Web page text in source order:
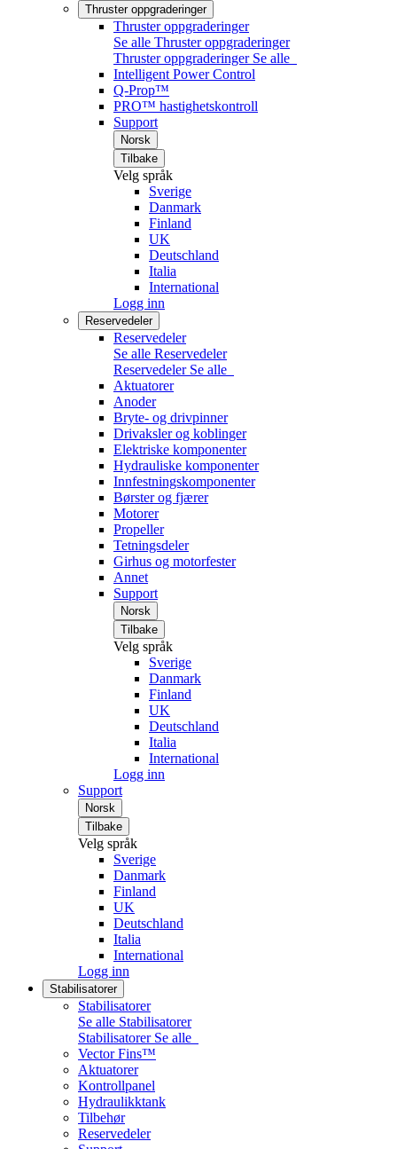
Thruster oppgraderinger
Thruster oppgraderinger
Se alle Thruster oppgraderinger
Thruster oppgraderinger Se alle
Intelligent Power Control
Q-Prop™
PRO™ hastighetskontroll
Support
Norsk
Tilbake
Velg språk
Sverige
Danmark
Finland
UK
Deutschland
Italia
International
Logg inn
Reservedeler
Reservedeler
Se alle Reservedeler
Reservedeler Se alle
Aktuatorer
Anoder
Bryte- og drivpinner
Drivaksler og koblinger
Elektriske komponenter
Hydrauliske komponenter
Innfestningskomponenter
Børster og fjærer
Motorer
Propeller
Tetningsdeler
Girhus og motorfester
Annet
Support
Norsk
Tilbake
Velg språk
Sverige
Danmark
Finland
UK
Deutschland
Italia
International
Logg inn
Support
Norsk
Tilbake
Velg språk
Sverige
Danmark
Finland
UK
Deutschland
Italia
International
Logg inn
Stabilisatorer
Stabilisatorer
Se alle Stabilisatorer
Stabilisatorer Se alle
Vector Fins™
Aktuatorer
Kontrollpanel
Hydraulikktank
Tilbehør
Reservedeler